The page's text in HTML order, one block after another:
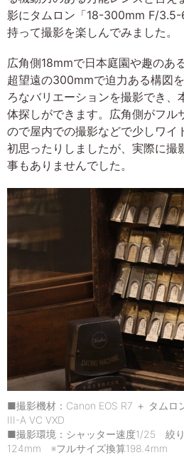
影にタムロン「18-300mm F/
持って撮影を楽しんでみました。
広角側18mmで日本庭園や趣のあ
超望遠の300mmで迫力ある構図
ろなバリエーションを撮影でき、
体探しができます。広角側がフ
ので屋内での撮影などで少しワイ
初思ったりしましたが、実際に撮
事もありませんでした。
■撮影機材：Canon EOS R7 ＋ タム
III-A VC VXD
■撮影環境：シャッター速度1/25
124mm ※フルサイズ換算198.4mm